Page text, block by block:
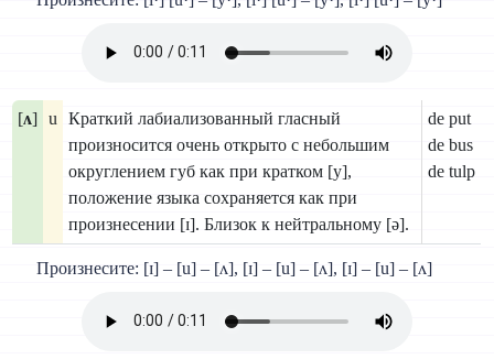
[ʌ] u
Краткий лабиализованный гласный
произносится очень открыто с небольшим
округлением губ как при кратком [y],
положение языка сохраняется как при
произнесении [ɪ]. Близок к нейтральному [ǝ].
de put
de bus
de tulp
Произнесите: [ɪ] – [u] – [ʌ], [ɪ] – [u] – [ʌ], [ɪ] – [u] – [ʌ]